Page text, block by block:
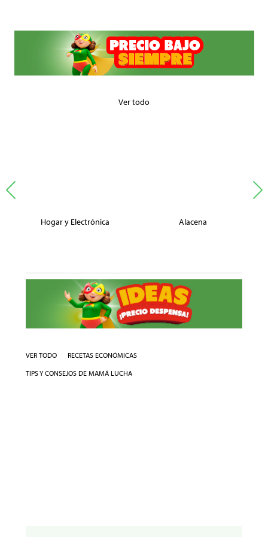
Ver todo
Hogar y Electrónica Alacena
VER TODO
RECETAS ECONÓMICAS
TIPS Y CONSEJOS DE MAMÁ LUCHA